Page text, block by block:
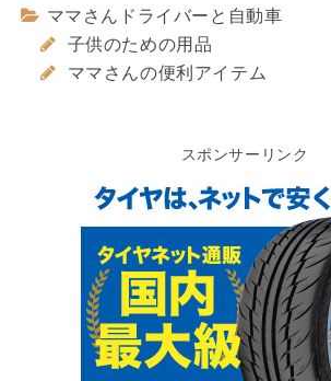
ママさんドライバーと自動車
子供のための用品
ママさんの便利アイテム
スポンサーリンク